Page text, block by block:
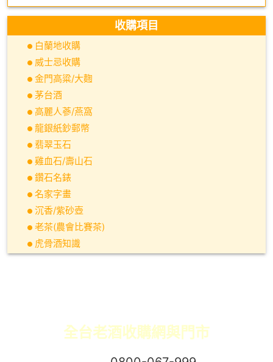
收購項目
白蘭地收購
威士忌收購
金門高粱/大麴
茅台酒
高麗人蔘/燕窩
龍銀紙鈔郵幣
翡翠玉石
雞血石/壽山石
鑽石名錶
名家字畫
沉香/紫砂壺
老茶(農會比賽茶)
虎骨酒知識
全台老酒收購網與門市